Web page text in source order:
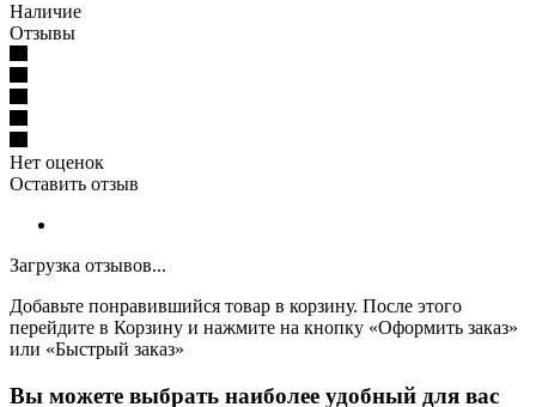
Наличие
Отзывы
Нет оценок
Оставить отзыв
Загрузка отзывов...
Добавьте понравившийся товар в корзину. После этого
перейдите в Корзину и нажмите на кнопку «Оформить заказ»
или «Быстрый заказ»
Вы можете выбрать наиболее удобный для вас